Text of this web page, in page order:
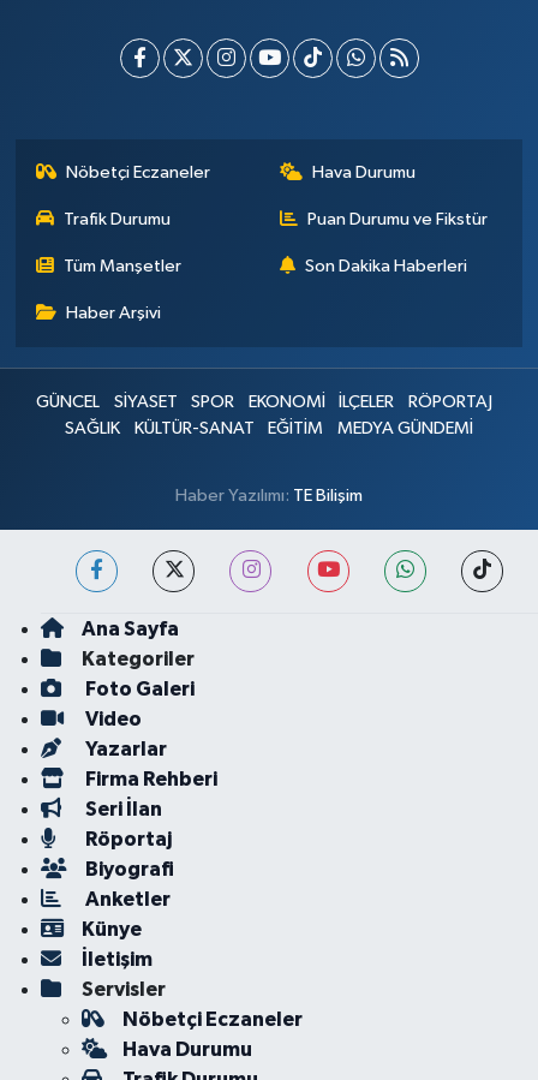
Nöbetçi Eczaneler Hava Durumu
Trafik Durumu Puan Durumu ve Fikstür
Tüm Manşetler Son Dakika Haberleri
Haber Arşivi
GÜNCEL SİYASET SPOR EKONOMİ İLÇELER
RÖPORTAJ
SAĞLIK
KÜLTÜR-SANAT EĞİTİM MEDYA GÜNDEMİ
Haber Yazılımı: TE Bilişim
Ana Sayfa
Kategoriler
Foto Galeri
Video
Yazarlar
Firma Rehberi
Seri İlan
Röportaj
Biyografi
Anketler
Künye
İletişim
Servisler
Nöbetçi Eczaneler
Hava Durumu